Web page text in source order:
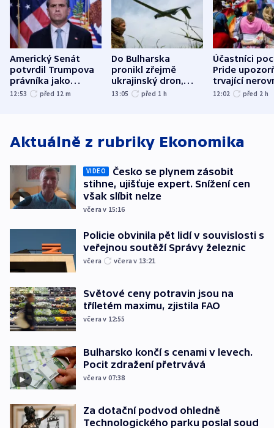
Americký Senát
potvrdil Trumpova
právníka jako
ministra
12:53 před 12 m
Do Bulharska
pronikl zřejmě
ukrajinský dron,
explodoval kilometr
13:05 před 1 h
Účastníci
Pride
trvající
12:02 před 2 h
Aktuálně z rubriky Ekonomika
VIDEO
Česko se plynem zásobit
stihne, ujišťuje expert. Snížení cen
však slíbit nelze
včera v 15:16
Policie obvinila pět lidí v souvislosti s
veřejnou soutěží Správy železnic
včera včera v 13:21
Světové ceny potravin jsou na
tříletém maximu, zjistila FAO
včera v 12:55
Bulharsko končí s cenami v levech.
Pocit zdražení přetrvává
včera v 07:38
Za dotační podvod ohledně
Technologického parku poslal soud